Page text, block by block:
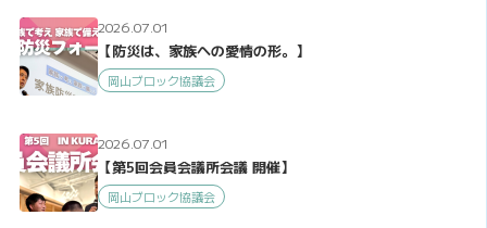
2026.07.01
【防災は、家族への愛情の形。】
岡山ブロック協議会
2026.07.01
【第5回会員会議所会議 開催】
岡山ブロック協議会